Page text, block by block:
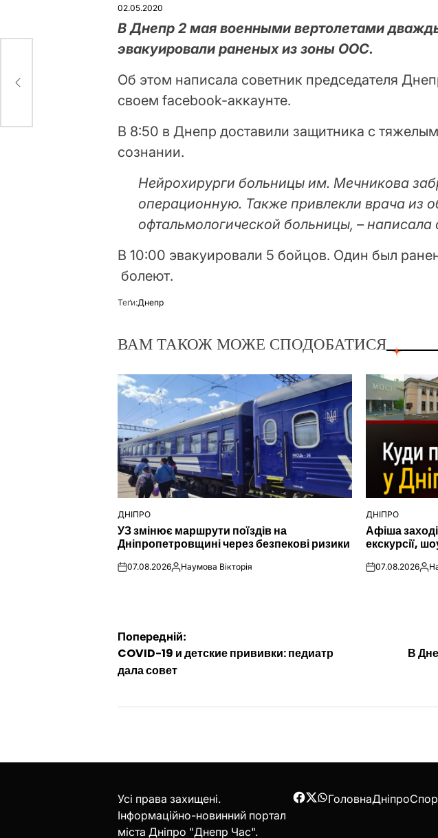
02.05.2020
В Днепр 2 мая военными вертолетами
эвакуировали раненых из зоны ООС.
Об этом написала советник председателя
своем facebook-аккаунте.
В 8:50 в Днепр доставили защитника с
сознании.
Нейрохирурги больницы им. Мечникова
операционную. Также привлекли врача из
офтальмологической больницы, – написала
В 10:00 эвакуировали 5 бойцов. Один был
болеют.
Теґи:Днепр
ВАМ ТАКОЖ МОЖЕ СПОДОБАТИСЯ
ОПУБЛІКУВАТИ
У
ДНІПРО
УЗ змінює маршрути поїздів на
Дніпропетровщині через безпекові ризики
on07.08.2026Опубліковано
Наумова Вікторія
ОПУБЛІКУВАТИ
У
ДНІПРО
Афіша
екскурсії,
on07.08.2026
Навігація
записів
Попередній:
COVID-19 и детские прививки: педиатр
дала совет
В
Усі права захищені.
Інформаційно-новинний портал
міста Дніпро "Днепр Час".
Facebook
Twitter
WhatsApp
ГоловнаДніпро